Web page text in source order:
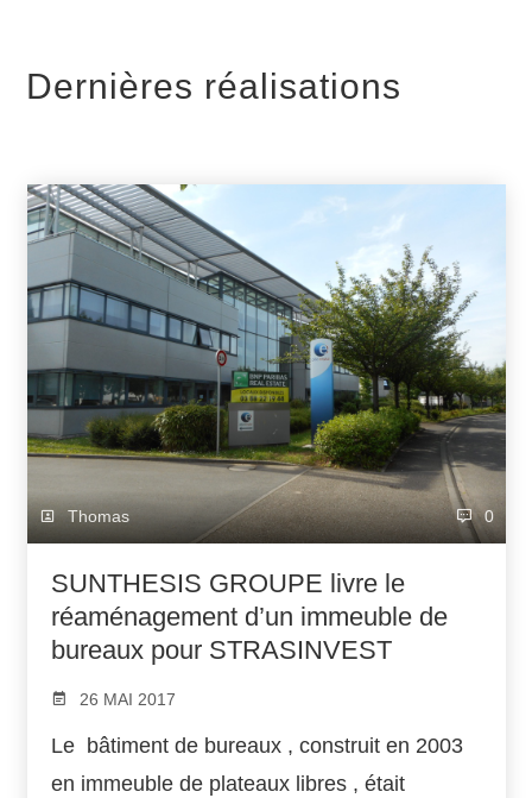
Dernières réalisations
Thomas 0
SUNTHESIS GROUPE livre le
réaménagement d’un immeuble de
bureaux pour STRASINVEST
26 MAI 2017
Le bâtiment de bureaux , construit en 2003
en immeuble de plateaux libres , était